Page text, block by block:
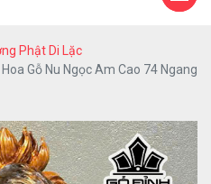
Phật Di Lặc
Gỗ Nu Ngọc Am Cao 74 Ngang